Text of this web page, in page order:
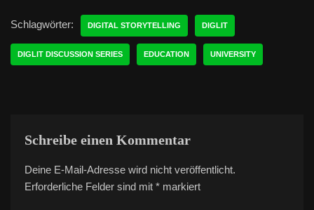
Schlagwörter: DIGITAL STORYTELLING DIGLIT
DIGLIT DISCUSSION SERIES EDUCATION UNIVERSITY
Schreibe einen Kommentar
Deine E-Mail-Adresse wird nicht veröffentlicht.
Erforderliche Felder sind mit * markiert
A
lt